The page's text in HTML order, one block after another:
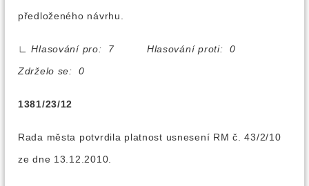
předloženého návrhu.
∟
Hlasování pro: 7 Hlasování proti: 0
Zdrželo se: 0
1381/23/12
Rada města potvrdila platnost usnesení RM č. 43/2/10
ze dne 13.12.2010.